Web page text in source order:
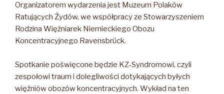
Organizatorem wydarzenia jest Muzeum Polaków
Ratujących Żydów, we współpracy ze Stowarzyszeniem
Rodzina Więźniarek Niemieckiego Obozu
Koncentracyjnego Ravensbrück.
Spotkanie poświęcone będzie KZ-Syndromowi, czyli
zespołowi traum i dolegliwości dotykających byłych
więźniów obozów koncentracyjnych. Wykład na ten